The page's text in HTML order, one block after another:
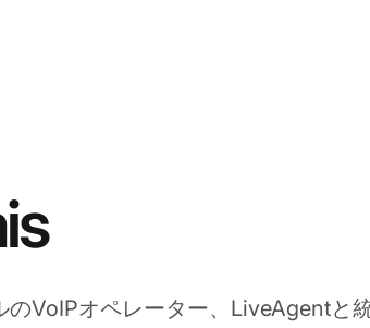
のVoIPオペレーター、LiveAgentと